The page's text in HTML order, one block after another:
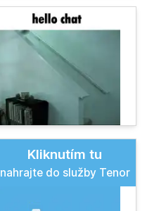
Kliknutím tu
nahrajte do služby Tenor